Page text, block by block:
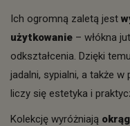
Ich ogromną zaletą jest
użytkowanie – włókna
odkształcenia. Dzięki
jadalni, sypialni, a także
liczy się estetyka i
Kolekcję wyróżniają